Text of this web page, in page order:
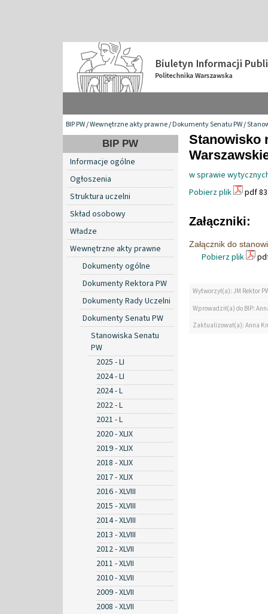
BIP PW/Wewnętrzne akty prawne/Dokumenty Senatu PW/
BIP PW
Informacje ogólne
Ogłoszenia
Struktura uczelni
Skład osobowy
Władze
Wewnętrzne akty prawne
Dokumenty ogólne
Dokumenty Rektora PW
Dokumenty Rady Uczelni
Dokumenty Senatu PW
Stanowiska Senatu
PW
2025 - LI
2024 - LI
2024 - L
2022 - L
2021 - L
2020 - XLIX
2019 - XLIX
2018 - XLIX
2017 - XLIX
2016 - XLVIII
2015 - XLVIII
2014 - XLVIII
2013 - XLVIII
2012 - XLVII
2011 - XLVII
2010 - XLVII
2009 - XLVII
2008 - XLVII
Stanowisko
w sprawie
Pobierz plik
pdf
Załączniki:
Załącznik do
Pobierz plik
Wytworzył(a): JM Rektor
Wprowadził(a) do BIP:
Zaktualizował(a): Anna